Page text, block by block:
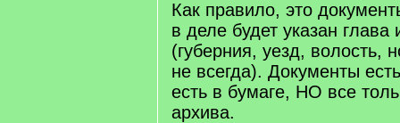
Как правило, это
в деле будет указан глава
(губерния, уезд, волость,
не всегда). Документы
есть в бумаге, НО все
архива.